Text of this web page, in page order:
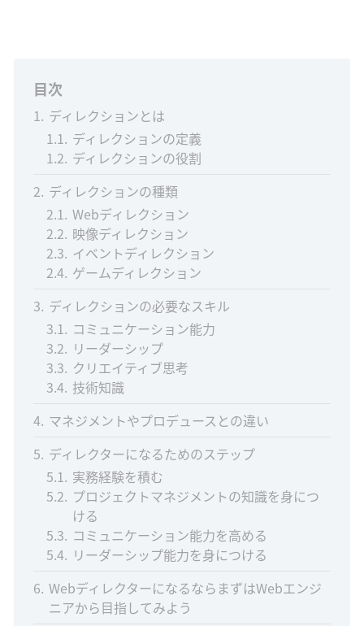
目次
1 ディレクションとは
1.1 ディレクションの定義
1.2 ディレクションの役割
2 ディレクションの種類
2.1 Webディレクション
2.2 映像ディレクション
2.3 イベントディレクション
2.4 ゲームディレクション
3 ディレクションの必要なスキル
3.1 コミュニケーション能力
3.2 リーダーシップ
3.3 クリエイティブ思考
3.4 技術知識
4 マネジメントやプロデュースとの違い
5 ディレクターになるためのステップ
5.1 実務経験を積む
5.2 プロジェクトマネジメントの知識を身につ
ける
5.3 コミュニケーション能力を高める
5.4 リーダーシップ能力を身につける
6 WebディレクターになるならまずはWebエンジ
ニアから目指してみよう